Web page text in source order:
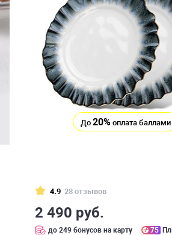
До 20% оплата баллами
4.9 28 отзывов
2 490 руб.
до 249 бонусов на карту 75